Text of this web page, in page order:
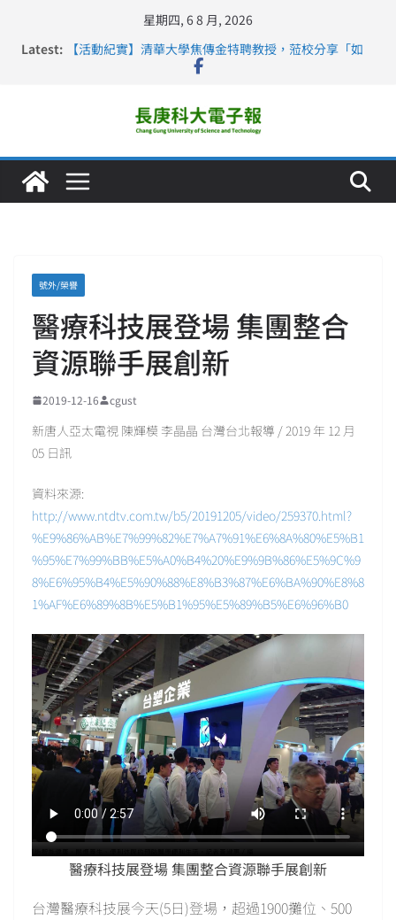
星期四, 6 8 月, 2026
Latest:
【活動紀實】清華大學焦傳金特聘教授，蒞校分享「如
長庚科大連四年穩居《遠見》醫學大學第5名 辦學實力再
深化永續醫療 長庚科大攜菲、印頂尖大學跨國合作
長庚科大護理系勇奪2026羅馬尼亞歐洲盃國際發明展雙
金牌暨雙特別獎 AI智慧照護與護理教育創新獲國際肯定
號外/榮譽
醫療科技展登場 集團整合
資源聯手展創新
2019-12-16 cgust
新唐人亞太電視 陳輝模 李晶晶 台灣台北報導 / 2019 年 12 月
05 日訊
資料來源:
http://www.ntdtv.com.tw/b5/20191205/video/259370.html?
%E9%86%AB%E7%99%82%E7%A7%91%E6%8A%80%E5%B1
%95%E7%99%BB%E5%A0%B4%20%E9%9B%86%E5%9C%9
8%E6%95%B4%E5%90%88%E8%B3%87%E6%BA%90%E8%8
1%AF%E6%89%8B%E5%B1%95%E5%89%B5%E6%96%B0
醫療科技展登場 集團整合資源聯手展創新
台灣醫療科技展今天(5日)登場，超過1900攤位、500